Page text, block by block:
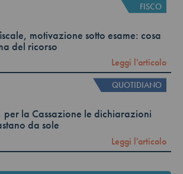
FISCO
motivazione sotto esame: cosa
del ricorso
Leggi l'articolo
QUOTIDIANO
per la Cassazione le dichiarazioni
da sole
Leggi l'articolo